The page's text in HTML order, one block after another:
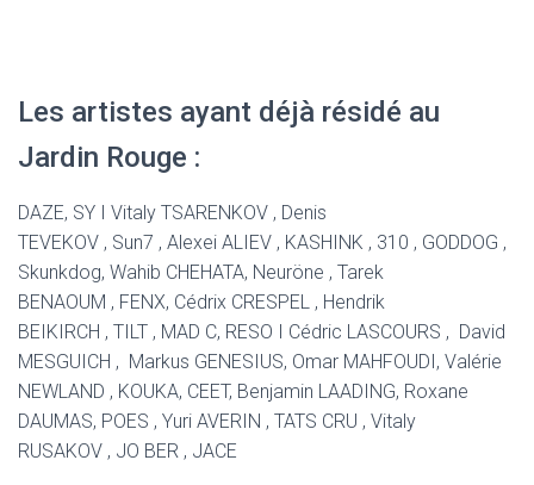
Les artistes ayant déjà résidé au
Jardin Rouge :
DAZE, SY I Vitaly TSARENKOV , Denis
TEVEKOV , Sun7 , Alexei ALIEV , KASHINK , 310 , GODDOG ,
Skunkdog, Wahib CHEHATA, Neuröne , Tarek
BENAOUM , FENX, Cédrix CRESPEL , Hendrik
BEIKIRCH , TILT , MAD C, RESO I Cédric LASCOURS , David
MESGUICH , Markus GENESIUS, Omar MAHFOUDI, Valérie
NEWLAND , KOUKA, CEET, Benjamin LAADING, Roxane
DAUMAS, POES , Yuri AVERIN , TATS CRU , Vitaly
RUSAKOV , JO BER , JACE